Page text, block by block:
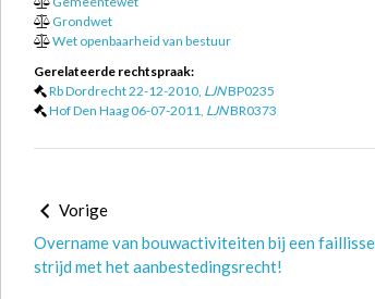
Grondwet
Wet openbaarheid van bestuur
Gerelateerde rechtspraak:
Rb Dordrecht 22-12-2010, LJNBP0235
Hof Den Haag 06-07-2011, LJNBR0373
Vorige
Overname van bouwactiviteiten bij een
strijd met het aanbestedingsrecht!